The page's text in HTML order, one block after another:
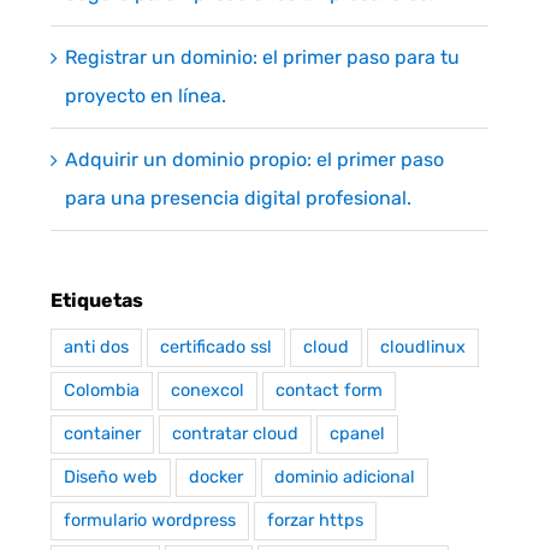
Registrar un dominio: el primer paso para tu
proyecto en línea.
Adquirir un dominio propio: el primer paso
para una presencia digital profesional.
Etiquetas
anti dos certificado ssl cloud cloudlinux
Colombia conexcol contact form
container contratar cloud cpanel
Diseño web docker dominio adicional
formulario wordpress forzar https